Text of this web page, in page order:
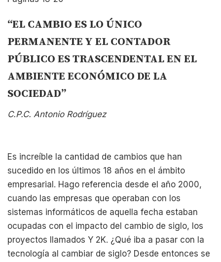
“EL CAMBIO ES LO ÚNICO
PERMANENTE Y EL CONTADOR
PÚBLICO ES TRASCENDENTAL EN EL
AMBIENTE ECONÓMICO DE LA
SOCIEDAD”
C.P.C. Antonio Rodríguez
Es increíble la cantidad de cambios que han
sucedido en los últimos 18 años en el ámbito
empresarial. Hago referencia desde el año 2000,
cuando las empresas que operaban con los
sistemas informáticos de aquella fecha estaban
ocupadas con el impacto del cambio de siglo, los
proyectos llamados Y 2K. ¿Qué iba a pasar con la
tecnología al cambiar de siglo? Desde entonces se